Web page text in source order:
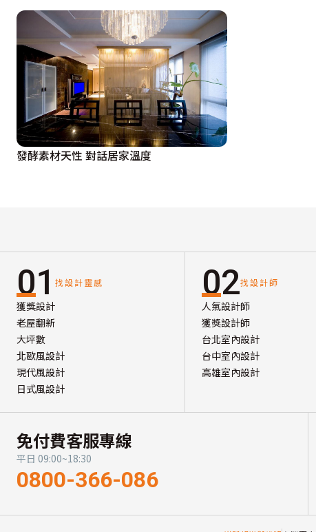
發酵素材天性 對話居家溫度
01 找設計靈感
獲獎設計
老屋翻新
大坪數
北歐風設計
現代風設計
日式風設計
02找設計師
人氣設計師
獲獎設計師
台北室內設計
台中室內設計
高雄室內設計
免付費客服專線
平日 09:00~18:30
0800-366-086